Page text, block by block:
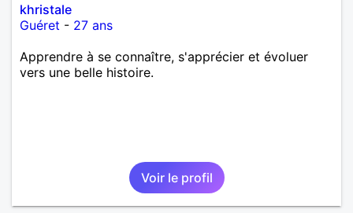
khristale
Guéret - 27 ans
Apprendre à se connaître, s'apprécier et évoluer
vers une belle histoire.
Voir le profil